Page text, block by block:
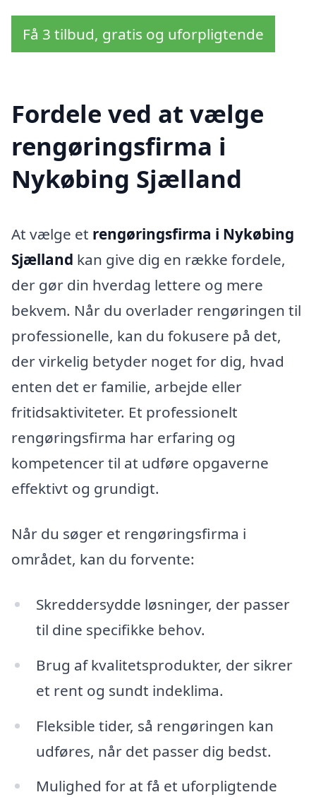
Få 3 tilbud, gratis og uforpligtende
Fordele ved at vælge
rengøringsfirma i
Nykøbing Sjælland
At vælge et rengøringsfirma i Nykøbing
Sjælland kan give dig en række fordele,
der gør din hverdag lettere og mere
bekvem. Når du overlader rengøringen til
professionelle, kan du fokusere på det,
der virkelig betyder noget for dig, hvad
enten det er familie, arbejde eller
fritidsaktiviteter. Et professionelt
rengøringsfirma har erfaring og
kompetencer til at udføre opgaverne
effektivt og grundigt.
Når du søger et rengøringsfirma i
området, kan du forvente:
Skreddersydde løsninger, der passer
til dine specifikke behov.
Brug af kvalitetsprodukter, der sikrer
et rent og sundt indeklima.
Fleksible tider, så rengøringen kan
udføres, når det passer dig bedst.
Mulighed for at få et uforpligtende